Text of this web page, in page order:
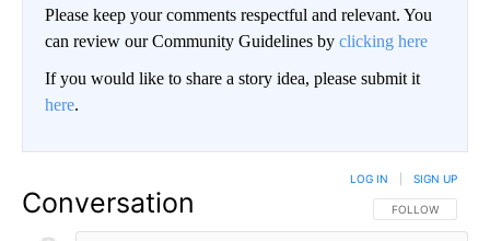
Please keep your comments respectful and relevant. You
can review our Community Guidelines by clicking here
If you would like to share a story idea, please submit it
here.
Conversation FOLLOW THIS
FOLLOW
LOG IN SIGN UP